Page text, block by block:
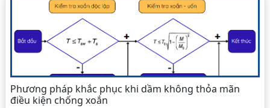
Phương pháp khắc phục khi dầm không thỏa mãn
điều kiện chống xoắn